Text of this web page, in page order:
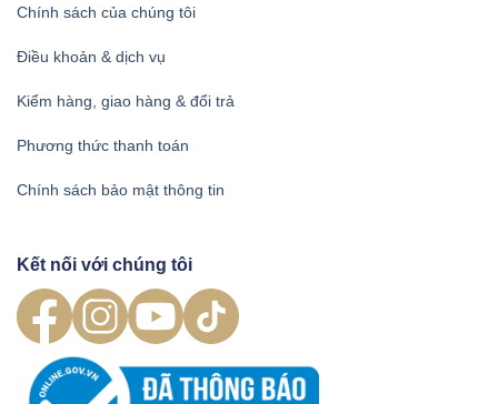
Chính sách của chúng tôi
Điều khoản & dịch vụ
Kiểm hàng, giao hàng & đổi trả
Phương thức thanh toán
Chính sách bảo mật thông tin
Kết nối với chúng tôi